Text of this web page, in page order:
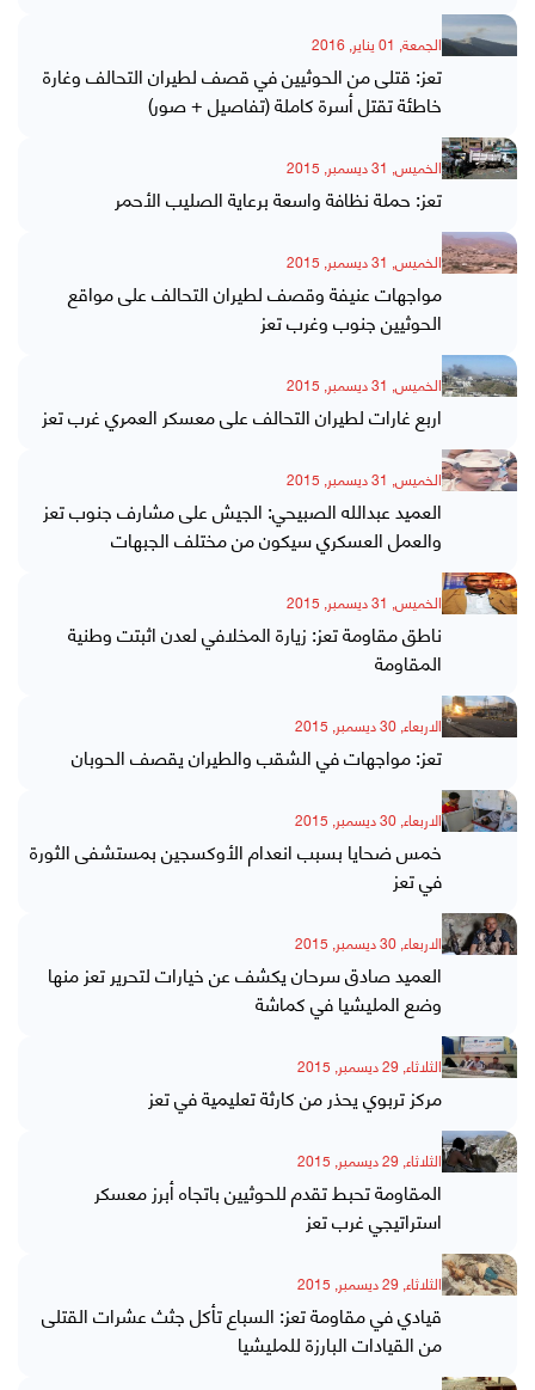
الجمعة, 01 يناير, 2016
تعز: قتلى من الحوثيين في قصف لطيران التحالف وغارة
خاطئة تقتل أسرة كاملة (تفاصيل + صور)
الخميس, 31 ديسمبر, 2015
تعز: حملة نظافة واسعة برعاية الصليب الأحمر
الخميس, 31 ديسمبر, 2015
مواجهات عنيفة وقصف لطيران التحالف على مواقع
الحوثيين جنوب وغرب تعز
الخميس, 31 ديسمبر, 2015
اربع غارات لطيران التحالف على معسكر العمري غرب تعز
الخميس, 31 ديسمبر, 2015
العميد عبدالله الصبيحي: الجيش على مشارف جنوب تعز
والعمل العسكري سيكون من مختلف الجبهات
الخميس, 31 ديسمبر, 2015
ناطق مقاومة تعز: زيارة المخلافي لعدن اثبتت وطنية
المقاومة
الاربعاء, 30 ديسمبر, 2015
تعز: مواجهات في الشقب والطيران يقصف الحوبان
الاربعاء, 30 ديسمبر, 2015
خمس ضحايا بسبب انعدام الأوكسجين بمستشفى الثورة
في تعز
الاربعاء, 30 ديسمبر, 2015
العميد صادق سرحان يكشف عن خيارات لتحرير تعز منها
وضع المليشيا في كماشة
الثلاثاء, 29 ديسمبر, 2015
مركز تربوي يحذر من كارثة تعليمية في تعز
الثلاثاء, 29 ديسمبر, 2015
المقاومة تحبط تقدم للحوثيين باتجاه أبرز معسكر
استراتيجي غرب تعز
الثلاثاء, 29 ديسمبر, 2015
قيادي في مقاومة تعز: السباع تأكل جثث عشرات القتلى
من القيادات البارزة للمليشيا